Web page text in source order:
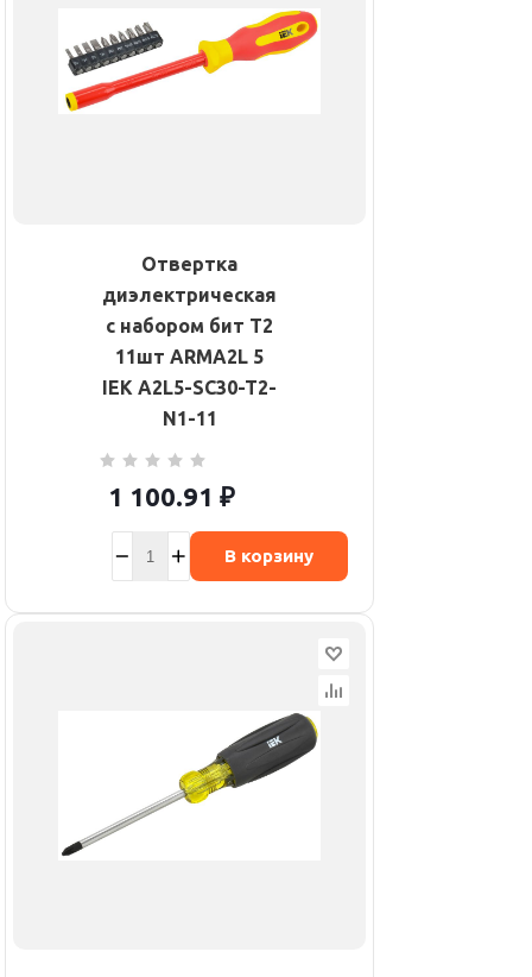
Отвертка
диэлектрическая
с набором бит Т2
11шт ARMA2L 5
IEK A2L5-SC30-T2-
N1-11
1 100.91 ₽
В корзину